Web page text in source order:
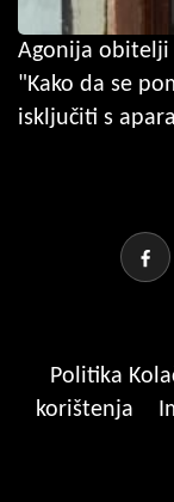
Agonija obitelji
"Kako da se
isključiti s
Politika
korištenja